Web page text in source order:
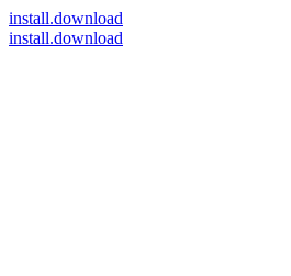
install.download
install.download